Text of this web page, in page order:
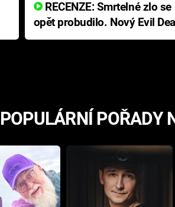
RECENZE: Smrtelné zlo se
opět probudilo. Nový Evil
přichází s neodolatelnou
POPULÁRNÍ POŘADY